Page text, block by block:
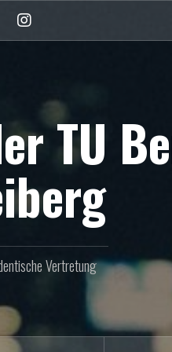
TU
Vertretung